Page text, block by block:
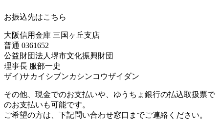
お振込先はこちら
大阪信用金庫 三国ヶ丘支店
普通 0361652
公益財団法人堺市文化振興財団
理事長 服部一史
ザイ)サカイシブンカシンコウザイダン
その他、現金でのお支払いや、ゆうちょ銀行の払込取扱票で
のお支払いも可能です。
ご希望の方は、下記問い合わせ窓口までご連絡ください。